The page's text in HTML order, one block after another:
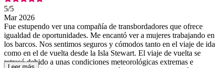
5/5
Mar 2026
Fue estupendo ver una compañía de transbordadores que ofrece
igualdad de oportunidades. Me encantó ver a mujeres trabajando en
los barcos. Nos sentimos seguros y cómodos tanto en el viaje de ida
como en el de vuelta desde la Isla Stewart. El viaje de vuelta se
retrasó debido a unas condiciones meteorológicas extremas e